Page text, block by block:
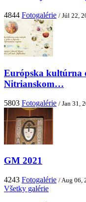
4844 Fotogalérie / Júl 22,
Európska kultúrna
Nitrianskom…
5803 Fotogalérie / Jan 31,
GM 2021
4243 Fotogalérie / Aug 06,
Všetky galérie